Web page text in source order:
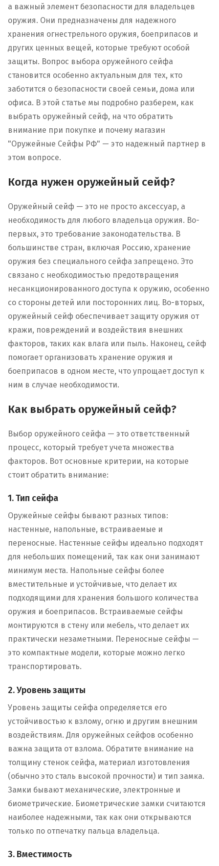
а важный элемент безопасности для владельцев
оружия. Они предназначены для надежного
хранения огнестрельного оружия, боеприпасов и
других ценных вещей, которые требуют особой
защиты. Вопрос выбора оружейного сейфа
становится особенно актуальным для тех, кто
заботится о безопасности своей семьи, дома или
офиса. В этой статье мы подробно разберем, как
выбрать оружейный сейф, на что обратить
внимание при покупке и почему магазин
"Оружейные Сейфы РФ" — это надежный партнер в
этом вопросе.
Когда нужен оружейный сейф?
Оружейный сейф — это не просто аксессуар, а
необходимость для любого владельца оружия. Во-
первых, это требование законодательства. В
большинстве стран, включая Россию, хранение
оружия без специального сейфа запрещено. Это
связано с необходимостью предотвращения
несанкционированного доступа к оружию, особенно
со стороны детей или посторонних лиц. Во-вторых,
оружейный сейф обеспечивает защиту оружия от
кражи, повреждений и воздействия внешних
факторов, таких как влага или пыль. Наконец, сейф
помогает организовать хранение оружия и
боеприпасов в одном месте, что упрощает доступ к
ним в случае необходимости.
Как выбрать оружейный сейф?
Выбор оружейного сейфа — это ответственный
процесс, который требует учета множества
факторов. Вот основные критерии, на которые
стоит обратить внимание:
1. Тип сейфа
Оружейные сейфы бывают разных типов:
настенные, напольные, встраиваемые и
переносные. Настенные сейфы идеально подходят
для небольших помещений, так как они занимают
минимум места. Напольные сейфы более
вместительные и устойчивые, что делает их
подходящими для хранения большого количества
оружия и боеприпасов. Встраиваемые сейфы
монтируются в стену или мебель, что делает их
практически незаметными. Переносные сейфы —
это компактные модели, которые можно легко
транспортировать.
2. Уровень защиты
Уровень защиты сейфа определяется его
устойчивостью к взлому, огню и другим внешним
воздействиям. Для оружейных сейфов особенно
важна защита от взлома. Обратите внимание на
толщину стенок сейфа, материал изготовления
(обычно это сталь высокой прочности) и тип замка.
Замки бывают механические, электронные и
биометрические. Биометрические замки считаются
наиболее надежными, так как они открываются
только по отпечатку пальца владельца.
3. Вместимость